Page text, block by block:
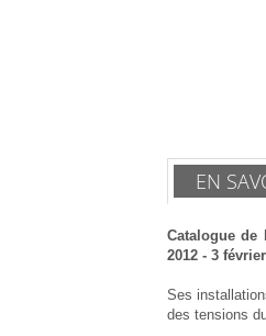
EN
Catalogue
2012 - 3
Ses
des tensions